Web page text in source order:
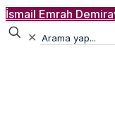
İsmail Emrah
✕